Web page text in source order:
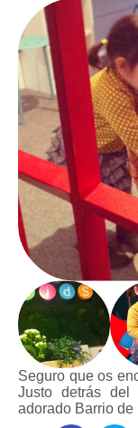
Seguro que os
Justo detrás
adorado Barrio de